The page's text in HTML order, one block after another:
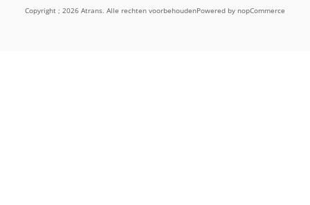
Copyright ; 2026 Atrans. Alle rechten voorbehoudenPowered by nopCommerce